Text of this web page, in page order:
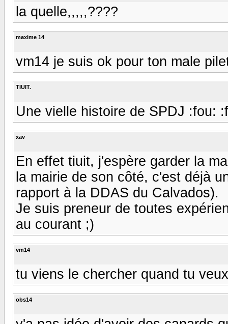
la quelle,,,,,????
maxime 14
vm14 je suis ok pour ton male
TIUIT.
Une vielle histoire de SPDJ :fou:
xav
En effet tiuit, j'espère garder la
la mairie de son côté, c'est déjà
rapport à la DDAS du Calvados).
Je suis preneur de toutes
au courant ;)
vm14
tu viens le chercher quand tu
obs14